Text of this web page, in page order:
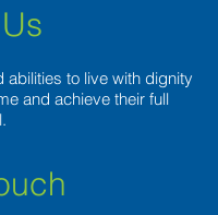
to live with dignity
and achieve their full